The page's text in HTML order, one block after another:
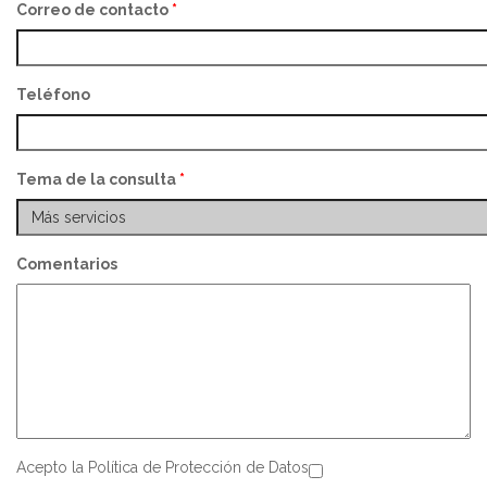
Correo de contacto *
Teléfono
Tema de la consulta *
Comentarios
Acepto la Política de Protección de Datos
Acepto la Política de Protección de Datos